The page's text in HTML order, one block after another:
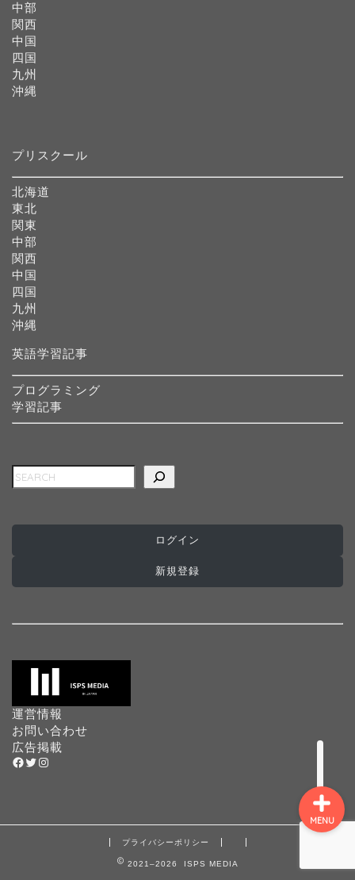
中部
関西
中国
四国
九州
沖縄
プリスクール
北海道
東北
関東
中部
関西
中国
四国
九州
沖縄
英語学習記事
プログラミング
学習記事
検索
ログイン
新規登録
運営情報
お問い合わせ
広告掲載
Facebook Twitter Instagram
プライバシーポリシー
2021–2026 ISPS MEDIA
MENU
ール